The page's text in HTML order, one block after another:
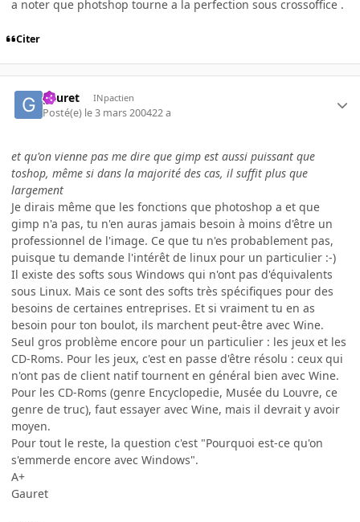
a noter que photshop tourne a la perfection sous crossoffice .
Citer
gauret INpactien
Posté(e) le 3 mars 200422 a
et qu'on vienne pas me dire que gimp est aussi puissant que
toshop, même si dans la majorité des cas, il suffit plus que
largement
Je dirais même que les fonctions que photoshop a et que
gimp n'a pas, tu n'en auras jamais besoin à moins d'être un
professionnel de l'image. Ce que tu n'es probablement pas,
puisque tu demande l'intérêt de linux pour un particulier :-)
Il existe des softs sous Windows qui n'ont pas d'équivalents
sous Linux. Mais ce sont des softs très spécifiques pour des
besoins de certaines entreprises. Et si vraiment tu en as
besoin pour ton boulot, ils marchent peut-être avec Wine.
Seul gros problème encore pour un particulier : les jeux et les
CD-Roms. Pour les jeux, c'est en passe d'être résolu : ceux qui
n'ont pas de client natif tournent en général bien avec Wine.
Pour les CD-Roms (genre Encyclopedie, Musée du Louvre, ce
genre de truc), faut essayer avec Wine, mais il devrait y avoir
moyen.
Pour tout le reste, la question c'est "Pourquoi est-ce qu'on
s'emmerde encore avec Windows".
A+
Gauret